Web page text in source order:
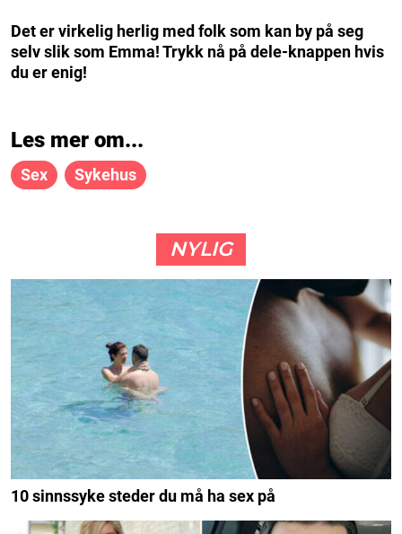
Det er virkelig herlig med folk som kan by på seg
selv slik som Emma! Trykk nå på dele-knappen hvis
du er enig!
Les mer om...
Sex Sykehus
NYLIG
10 sinnssyke steder du må ha sex på